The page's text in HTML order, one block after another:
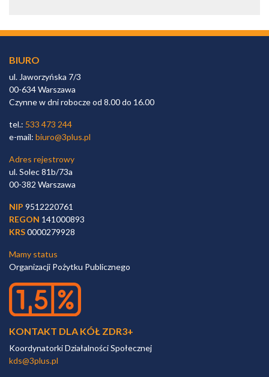
BIURO
ul. Jaworzyńska 7/3
00-634 Warszawa
Czynne w dni robocze od 8.00 do 16.00
tel.: 533 473 244
e-mail: biuro@3plus.pl
Adres rejestrowy
ul. Solec 81b/73a
00-382 Warszawa
NIP 9512220761
REGON 141000893
KRS0000279928
Mamy status
Organizacji Pożytku Publicznego
KONTAKT DLA KÓŁ ZDR3+
Koordynatorki Działalności Społecznej
kds@3plus.pl